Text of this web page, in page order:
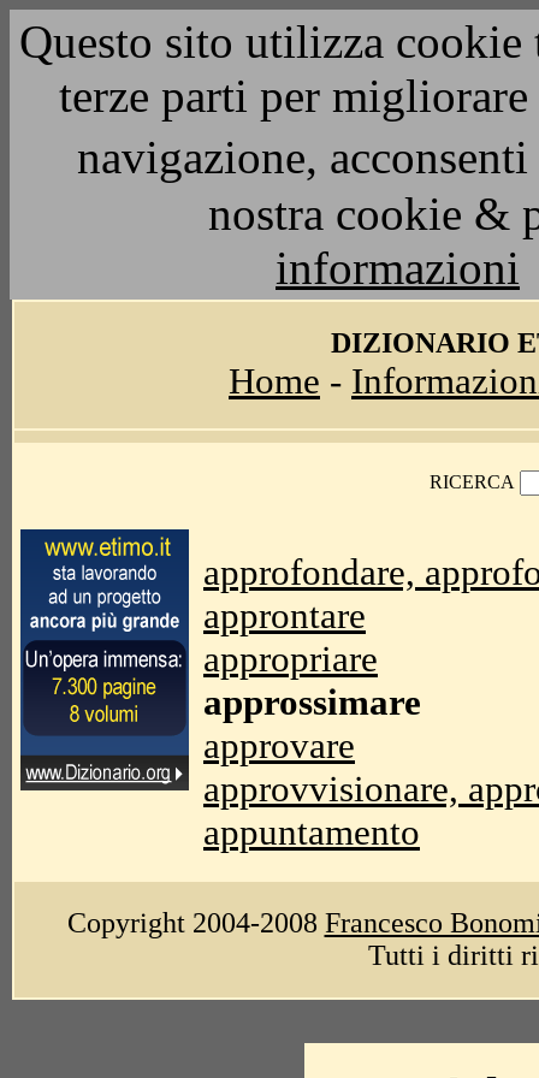
Questo sito utilizza
terze parti per
navigazione,
nostra cookie &
informazioni
DIZIONARIO
Home -
RICERCA
approfondare,
approntare
appropriare
approssimare
approvare
approvvisionare,
appuntamento
Copyright 2004-2008 Francesco
Tutti i diritti